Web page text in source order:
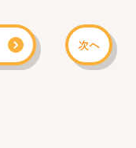
次へ